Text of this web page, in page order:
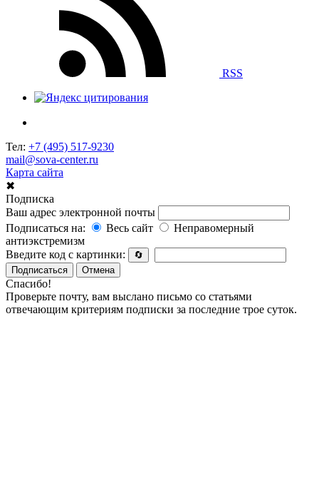
RSS
Тел: +7 (495) 517-9230
mail@sova-center.ru
Карта сайта
✖
Подписка
Ваш адрес электронной почты
Подписаться на:
Весь сайт
Неправомерный
антиэкстремизм
Введите код с картинки:
🔄
Подписаться
Отмена
Спасибо!
Проверьте почту, вам выслано письмо со статьями
отвечающим критериям подписки за последние трое суток.